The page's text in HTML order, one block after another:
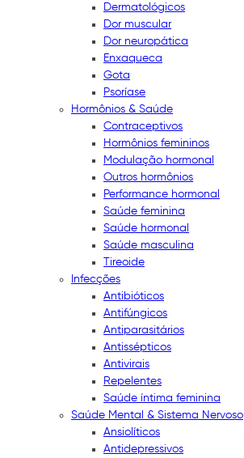
Dermatológicos
Dor muscular
Dor neuropática
Enxaqueca
Gota
Psoríase
Hormônios & Saúde
Contraceptivos
Hormônios femininos
Modulação hormonal
Outros hormônios
Performance hormonal
Saúde feminina
Saúde hormonal
Saúde masculina
Tireoide
Infecções
Antibióticos
Antifúngicos
Antiparasitários
Antissépticos
Antivirais
Repelentes
Saúde íntima feminina
Saúde Mental & Sistema Nervoso
Ansiolíticos
Antidepressivos